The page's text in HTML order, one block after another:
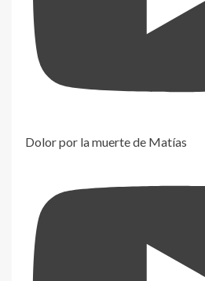
Dolor por la muerte de Matías